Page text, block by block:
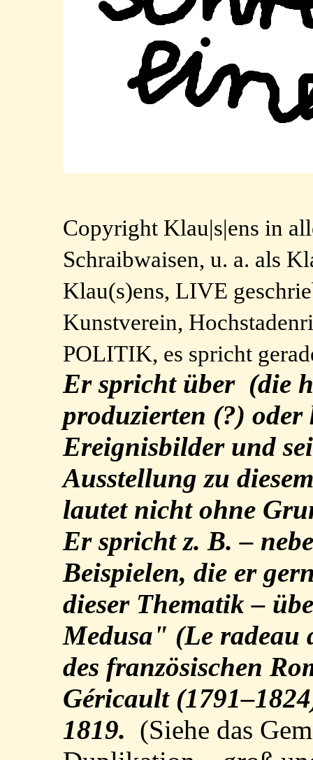
Copyright Klau|s|ens in
Schraibwaisen, u. a. als
Klau(s)ens, LIVE
Kunstverein,
POLITIK, es spricht
Er spricht über (die
produzierten (?)
Ereignisbilder und
Ausstellung zu
lautet nicht ohne
Er spricht z. B. –
Beispielen, die er
dieser Thematik –
Medusa" (Le radeau
des französischen
Géricault
1819. (Siehe das